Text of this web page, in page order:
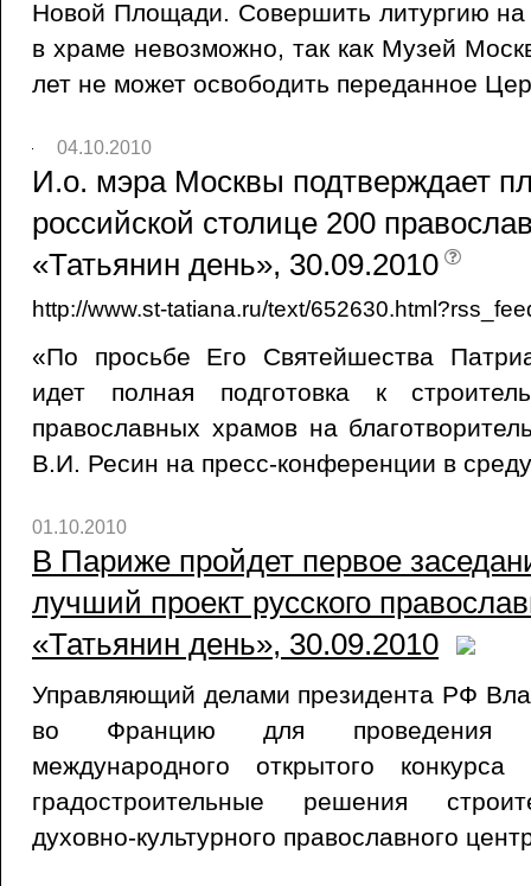
Новой Площади. Совершить литургию на
в храме невозможно, так как Музей
лет не может освободить переданное
04.10.2010
И.о. мэра Москвы подтверждает
российской столице 200
«Татьянин день», 30.09.2010
http://www.st-tatiana.ru/text/
«По просьбе Его Святейшества
идет полная подготовка к
православных храмов на
В.И. Ресин на пресс-конференции в
01.10.2010
В Париже пройдет первое
лучший проект русского
«Татьянин день», 30.09.2010
Управляющий делами президента РФ
во Францию для проведения
международного открытого
градостроительные решения
духовно-культурного православного